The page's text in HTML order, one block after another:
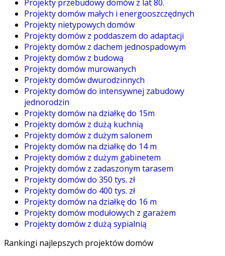
Projekty przebudowy domów z lat 80.
Projekty domów małych i energooszczędnych
Projekty nietypowych domów
Projekty domów z poddaszem do adaptacji
Projekty domów z dachem jednospadowym
Projekty domów z budową
Projekty domów murowanych
Projekty domów dwurodzinnych
Projekty domów do intensywnej zabudowy
jednorodzin
Projekty domów na działkę do 15m
Projekty domów z dużą kuchnią
Projekty domów z dużym salonem
Projekty domów na działkę do 14 m
Projekty domów z dużym gabinetem
Projekty domów z zadaszonym tarasem
Projekty domów do 350 tys. zł
Projekty domów do 400 tys. zł
Projekty domów na działkę do 16 m
Projekty domów modułowych z garażem
Projekty domów z dużą sypialnią
Rankingi najlepszych projektów domów